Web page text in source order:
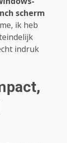
scherm
ik heb
indruk